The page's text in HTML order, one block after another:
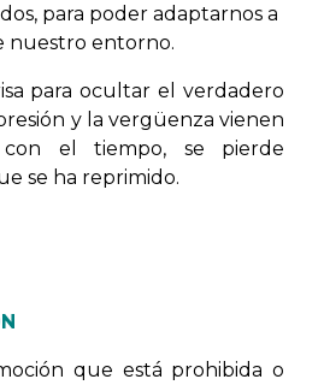
para poder adaptarnos a
nuestro entorno.
para ocultar el verdadero
y la vergüenza vienen
el tiempo, se pierde
se ha reprimido.
que está prohibida o